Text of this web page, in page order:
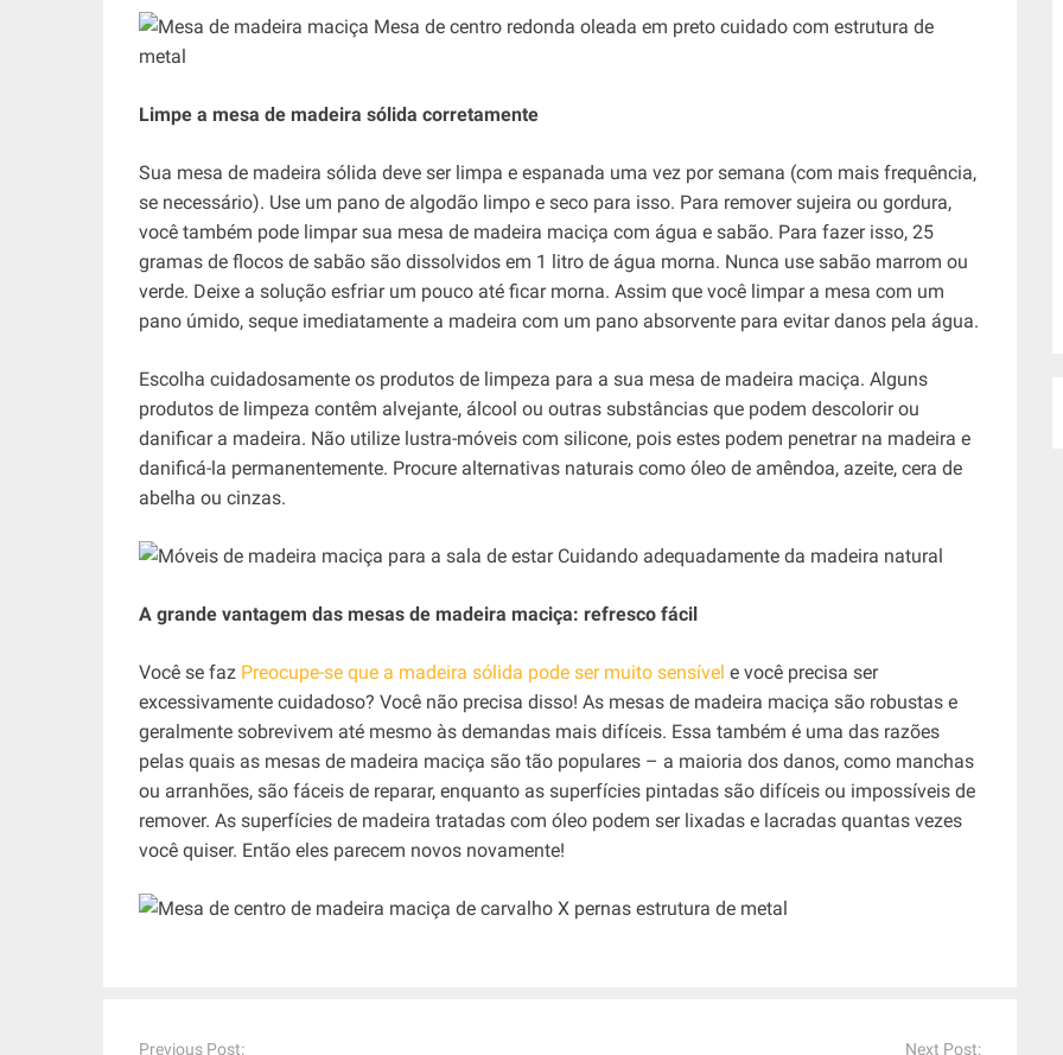
Limpe a mesa de madeira sólida corretamente
Sua mesa de madeira sólida deve ser limpa e espanada uma vez por semana (com mais frequência,
se necessário). Use um pano de algodão limpo e seco para isso. Para remover sujeira ou gordura,
você também pode limpar sua mesa de madeira maciça com água e sabão. Para fazer isso, 25
gramas de flocos de sabão são dissolvidos em 1 litro de água morna. Nunca use sabão marrom ou
verde. Deixe a solução esfriar um pouco até ficar morna. Assim que você limpar a mesa com um
pano úmido, seque imediatamente a madeira com um pano absorvente para evitar danos pela água.
Escolha cuidadosamente os produtos de limpeza para a sua mesa de madeira maciça. Alguns
produtos de limpeza contêm alvejante, álcool ou outras substâncias que podem descolorir ou
danificar a madeira. Não utilize lustra-móveis com silicone, pois estes podem penetrar na madeira e
danificá-la permanentemente. Procure alternativas naturais como óleo de amêndoa, azeite, cera de
abelha ou cinzas.
A grande vantagem das mesas de madeira maciça: refresco fácil
Você se faz Preocupe-se que a madeira sólida pode ser muito sensível e você precisa ser
excessivamente cuidadoso? Você não precisa disso! As mesas de madeira maciça são robustas e
geralmente sobrevivem até mesmo às demandas mais difíceis. Essa também é uma das razões
pelas quais as mesas de madeira maciça são tão populares – a maioria dos danos, como manchas
ou arranhões, são fáceis de reparar, enquanto as superfícies pintadas são difíceis ou impossíveis de
remover. As superfícies de madeira tratadas com óleo podem ser lixadas e lacradas quantas vezes
você quiser. Então eles parecem novos novamente!
Previous Post: Next Post: